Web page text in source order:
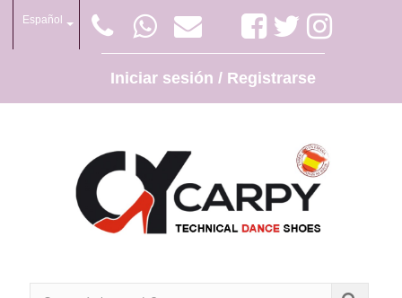
Español
Iniciar sesión / Registrarse